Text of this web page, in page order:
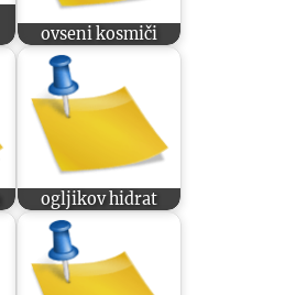
ovseni kosmiči
ogljikov hidrat